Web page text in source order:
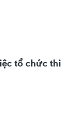
tổ chức thi